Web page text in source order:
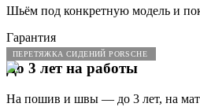
ПЕРЕТЯЖКА СИДЕНИЙ PORSCHE
Шьём под конкретную модель и
Гарантия
До 3 лет на работы
На пошив и швы — до 3 лет, на